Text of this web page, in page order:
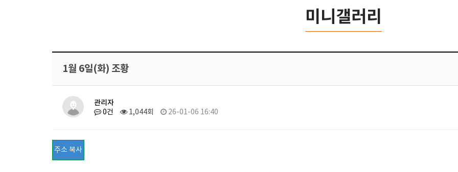
미니갤러리
1월 6일(화) 조황
관리자
0건 1,044회 26-01-06 16:40
주소 복사